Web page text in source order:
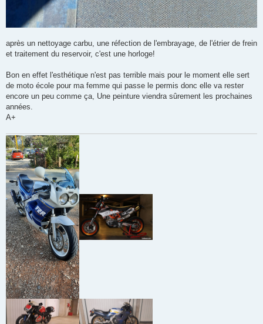
après un nettoyage carbu, une réfection de l'embrayage, de l'étrier de frein
et traitement du reservoir, c'est une horloge!
Bon en effet l'esthétique n'est pas terrible mais pour le moment elle sert
de moto école pour ma femme qui passe le permis donc elle va rester
encore un peu comme ça, Une peinture viendra sûrement les prochaines
années.
A+